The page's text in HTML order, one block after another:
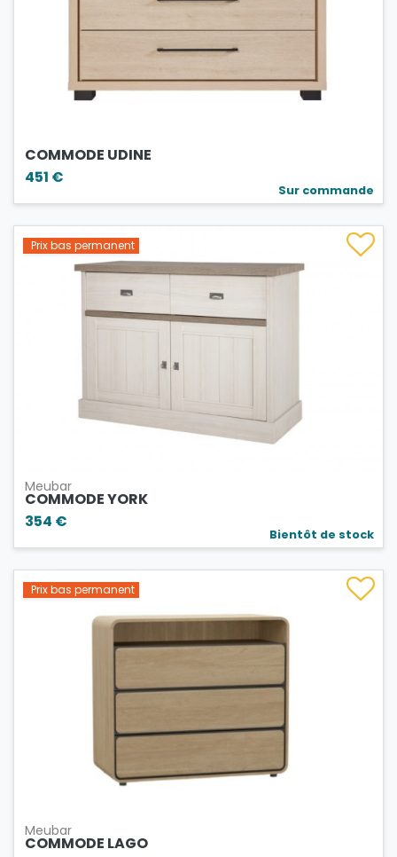
COMMODE UDINE
451 €
Sur commande
Prix bas permanent
Meubar
COMMODE YORK
354 €
Bientôt de stock
Prix bas permanent
Meubar
COMMODE LAGO